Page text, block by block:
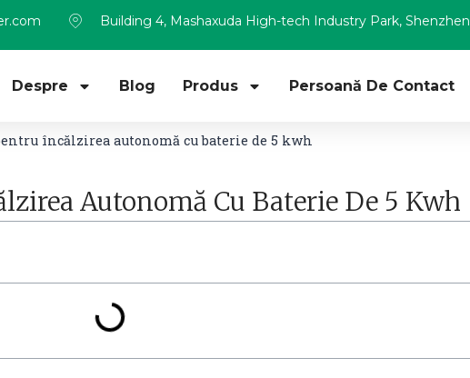
Building 4, Mashaxuda High-tech Industry Park, Shenzhen
Despre Blog Produs Persoană De Contact
încălzirea autonomă cu baterie de 5 kwh
Autonomă Cu Baterie De 5 Kwh